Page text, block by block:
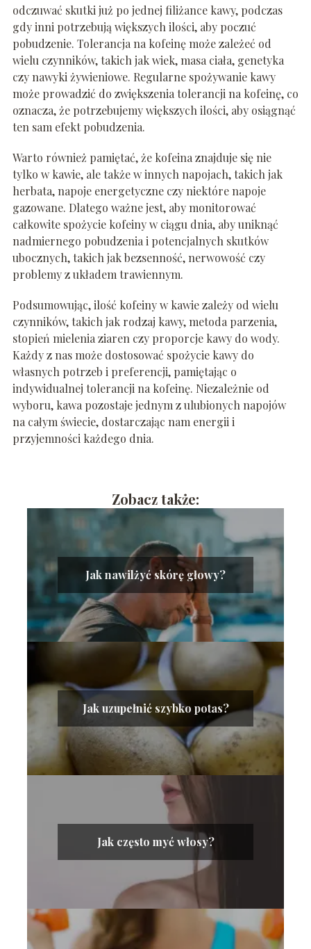
odczuwać skutki już po jednej filiżance kawy, podczas
gdy inni potrzebują większych ilości, aby poczuć
pobudzenie. Tolerancja na kofeinę może zależeć od
wielu czynników, takich jak wiek, masa ciała, genetyka
czy nawyki żywieniowe. Regularne spożywanie kawy
może prowadzić do zwiększenia tolerancji na kofeinę, co
oznacza, że potrzebujemy większych ilości, aby osiągnąć
ten sam efekt pobudzenia.
Warto również pamiętać, że kofeina znajduje się nie
tylko w kawie, ale także w innych napojach, takich jak
herbata, napoje energetyczne czy niektóre napoje
gazowane. Dlatego ważne jest, aby monitorować
całkowite spożycie kofeiny w ciągu dnia, aby uniknąć
nadmiernego pobudzenia i potencjalnych skutków
ubocznych, takich jak bezsenność, nerwowość czy
problemy z układem trawiennym.
Podsumowując, ilość kofeiny w kawie zależy od wielu
czynników, takich jak rodzaj kawy, metoda parzenia,
stopień mielenia ziaren czy proporcje kawy do wody.
Każdy z nas może dostosować spożycie kawy do
własnych potrzeb i preferencji, pamiętając o
indywidualnej tolerancji na kofeinę. Niezależnie od
wyboru, kawa pozostaje jednym z ulubionych napojów
na całym świecie, dostarczając nam energii i
przyjemności każdego dnia.
Zobacz także:
Jak nawilżyć skórę głowy?
Jak uzupełnić szybko potas?
Jak często myć włosy?